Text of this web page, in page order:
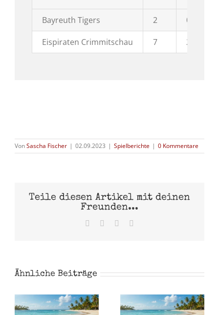
Bayreuth Tigers 2 0
Eispiraten Crimmitschau 7 2
VonSascha Fischer | 02.09.2023 | Spielberichte | 0 Kommentare
Teile diesen Artikel mit deinen
Freunden...
Facebook Pinterest
Ähnliche Beiträge
Eispiraten